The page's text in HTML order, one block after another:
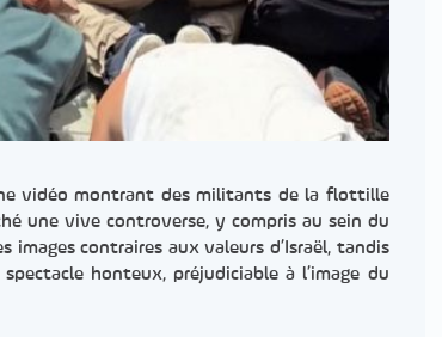
vidéo montrant des militants de la flottille
une vive controverse, y compris au sein du
contraires aux valeurs d’Israël, tandis
honteux, préjudiciable à l’image du